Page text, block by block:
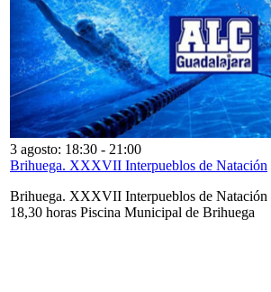
3 agosto: 18:30 - 21:00
Brihuega. XXXVII Interpueblos de Natación
Brihuega. XXXVII Interpueblos de Natación
18,30 horas Piscina Municipal de Brihuega